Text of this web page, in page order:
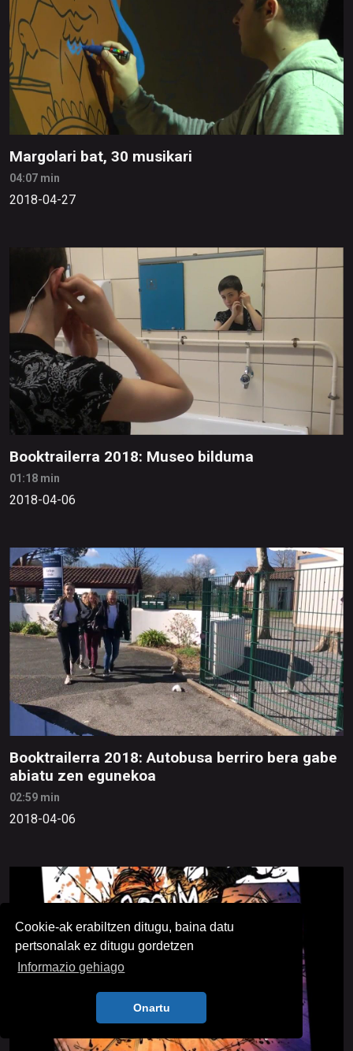
Cookie-ak erabiltzen ditugu, baina datu
pertsonalak ez ditugu gordetzen
Informazio gehiago
Onartu
Margolari bat, 30 musikari
04:07 min
2018-04-27
Booktrailerra 2018: Museo bilduma
01:18 min
2018-04-06
Booktrailerra 2018: Autobusa berriro bera gabe
abiatu zen egunekoa
02:59 min
2018-04-06